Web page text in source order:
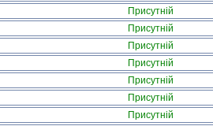
Присутній
Присутній
Присутній
Присутній
Присутній
Присутній
Присутній